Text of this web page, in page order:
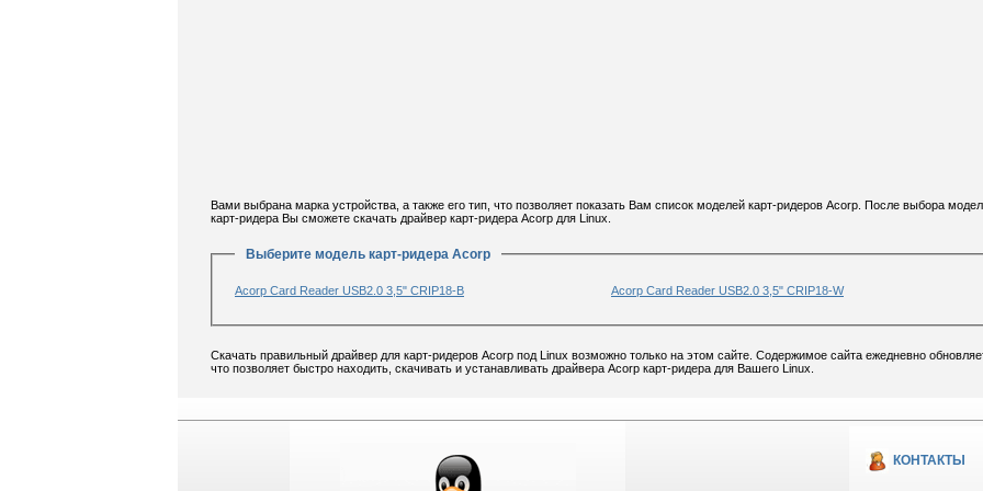
Вами выбрана марка устройства, а также его тип, что позволяет показать Вам список моделей карт-ридеров Acorp. После выбора
карт-ридера Вы сможете скачать драйвер карт-ридера Acorp для Linux.
Выберите модель карт-ридера Acorp
Acorp Card Reader USB2.0 3,5" CRIP18-B Acorp Card Reader USB2.0 3,5" CRIP18-W
Скачать правильный драйвер для карт-ридеров Acorp под Linux возможно только на этом сайте. Содержимое сайта ежедневно
что позволяет быстро находить, скачивать и устанавливать драйвера Acorp карт-ридера для Вашего Linux.
КОНТАКТЫ